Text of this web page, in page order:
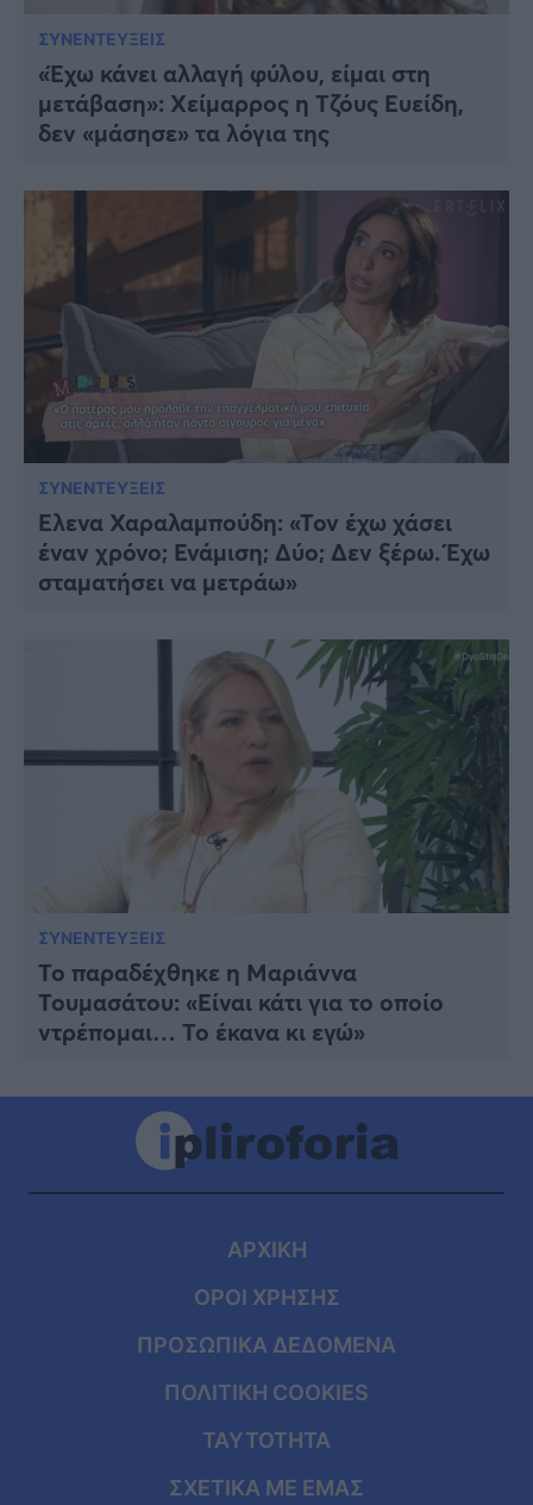
ΣΥΝΕΝΤΕΥΞΕΙΣ
«Έχω κάνει αλλαγή φύλου, είμαι στη
μετάβαση»: Χείμαρρος η Τζόυς Ευείδη,
δεν «μάσησε» τα λόγια της
ΣΥΝΕΝΤΕΥΞΕΙΣ
Έλενα Χαραλαμπούδη: «Τον έχω χάσει
έναν χρόνο; Ενάμιση; Δύο; Δεν ξέρω. Έχω
σταματήσει να μετράω»
ΣΥΝΕΝΤΕΥΞΕΙΣ
Το παραδέχθηκε η Μαριάννα
Τουμασάτου: «Είναι κάτι για το οποίο
ντρέπομαι… Το έκανα κι εγώ»
ΑΡΧΙΚΗ
ΟΡΟΙ ΧΡΗΣΗΣ
ΠΡΟΣΩΠΙΚΑ ΔΕΔΟΜΕΝΑ
ΠΟΛΙΤΙΚΗ COOKIES
ΤΑΥΤΟΤΗΤΑ
ΣΧΕΤΙΚΑ ΜΕ ΕΜΑΣ